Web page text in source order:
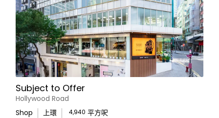
Subject to Offer
Hollywood Road
Shop
上環 4,940 平方呎